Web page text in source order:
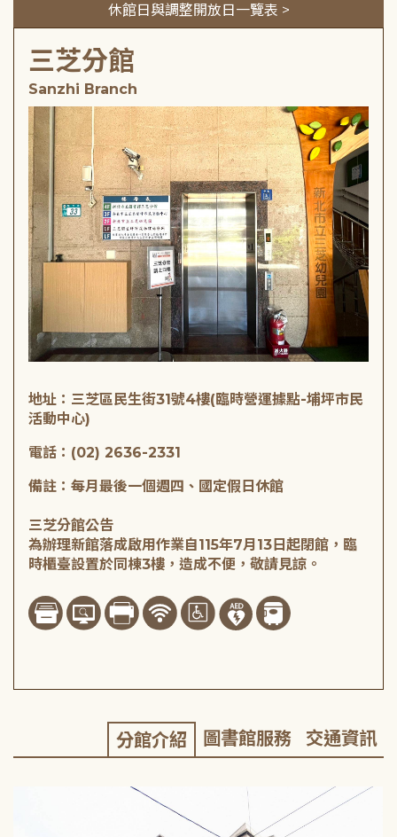
休館日與調整開放日一覽表 >
三芝分館
Sanzhi Branch
地址：三芝區民生街31號4樓(臨時營運據點-埔坪市民
活動中心)
電話：(02) 2636-2331
備註：每月最後一個週四、國定假日休館
三芝分館公告
為辦理新館落成啟用作業自115年7月13日起閉館，臨
時櫃臺設置於同棟3樓，造成不便，敬請見諒。
分館介紹 圖書館服務 交通資訊